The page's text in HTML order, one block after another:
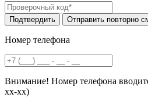
Номер телефона
Внимание! Номер телефона
хх-хх)